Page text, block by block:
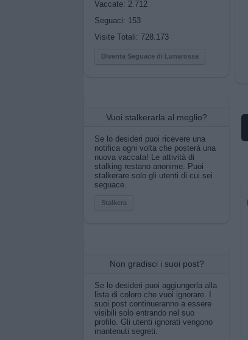
Vaccate: 2.712
Seguaci: 153
Visite Totali: 728.173
Diventa Seguace di Lunarossa
Vuoi stalkerarla al meglio?
Se lo desideri puoi ricevere una
notifica ogni volta che posterà una
nuova vaccata! Le attività di
stalking restano anonime. Puoi
stalkerare solo gli utenti di cui sei
seguace.
Stalkera
Non gradisci i suoi post?
Se lo desideri puoi aggiungerla alla
lista di coloro che vuoi ignorare. I
suoi post continueranno a essere
visibili solo entrando nel suo
profilo. Gli utenti ignorati vengono
mantenuti segreti.